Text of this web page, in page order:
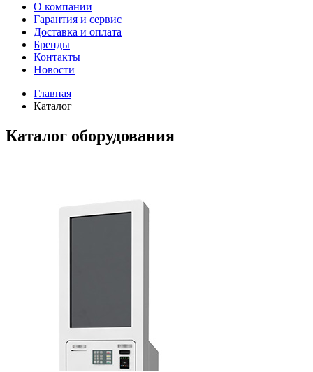
О компании
Гарантия и сервис
Доставка и оплата
Бренды
Контакты
Новости
Главная
Каталог
Каталог оборудования